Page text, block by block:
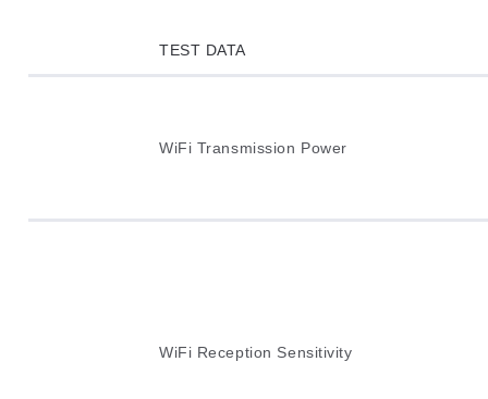
TEST DATA
WiFi Transmission Power
WiFi Reception Sensitivity